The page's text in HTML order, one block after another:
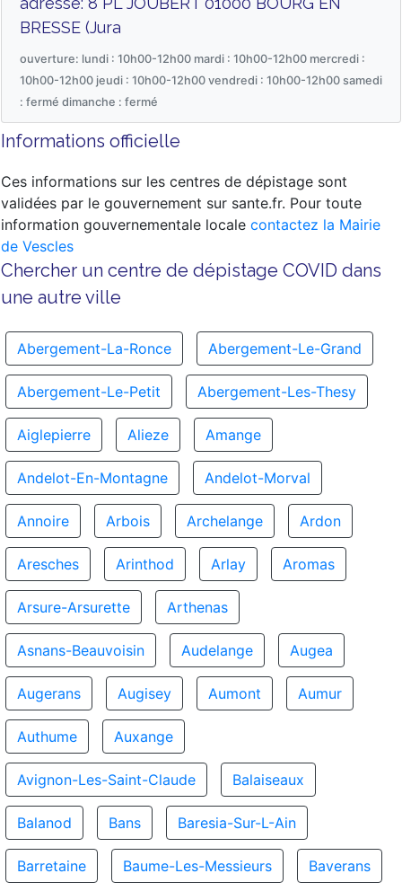
BRESSE (Jura
ouverture: lundi : 10h00-12h00 mardi : 10h00-12h00 mercredi :
10h00-12h00 jeudi : 10h00-12h00 vendredi : 10h00-12h00 samedi
: fermé dimanche : fermé
Informations officielle
Ces informations sur les centres de dépistage sont
validées par le gouvernement sur sante.fr. Pour toute
information gouvernementale locale contactez la Mairie
de Vescles
Chercher un centre de dépistage COVID dans
une autre ville
Abergement-La-Ronce Abergement-Le-Grand
Abergement-Le-Petit Abergement-Les-Thesy
Aiglepierre Alieze Amange
Andelot-En-Montagne Andelot-Morval
Annoire Arbois Archelange Ardon
Aresches Arinthod Arlay Aromas
Arsure-Arsurette Arthenas
Asnans-Beauvoisin Audelange Augea
Augerans Augisey Aumont Aumur
Authume Auxange
Avignon-Les-Saint-Claude Balaiseaux
Balanod Bans Baresia-Sur-L-Ain
Barretaine Baume-Les-Messieurs Baverans